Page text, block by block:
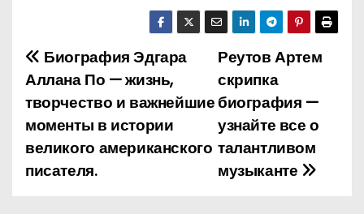
Н
а
в
и
Реутов Артем
скрипка
биография —
узнайте все о
талантливом
музыканте
Биография Эдгара
Аллана По — жизнь,
творчество и важнейшие
моменты в истории
великого американского
писателя.